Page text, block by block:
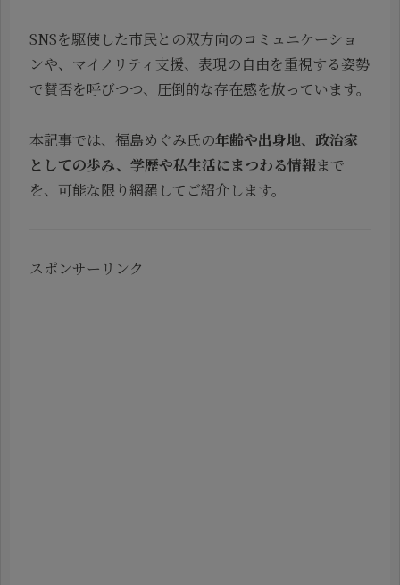
SNSを駆使した市民との双方向のコミュニケーショ
ンや、マイノリティ支援、表現の自由を重視する姿勢
で賛否を呼びつつ、圧倒的な存在感を放っています。
本記事では、福島めぐみ氏の年齢や出身地、政治家
としての歩み、学歴や私生活にまつわる情報まで
を、可能な限り網羅してご紹介します。
スポンサーリンク